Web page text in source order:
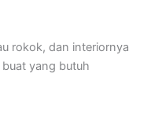
rokok, dan interiornya
yang butuh